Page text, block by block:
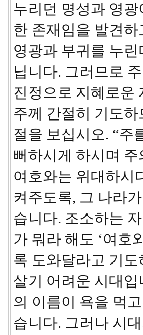
누리던 명성과 영
한 존재임을 발견
영광과 부귀를 누
닙니다. 그러므로
진정으로 지혜로운
주께 간절히 기도
절을 보십시오. “주
뻐하시게 하시며
여호와는 위대하시
켜주도록, 그 나라
습니다. 조소하는
가 뭐라 해도 ‘여호
록 도와달라고 기
살기 어려운 시대
의 이름이 욕을 먹
습니다. 그러나 시